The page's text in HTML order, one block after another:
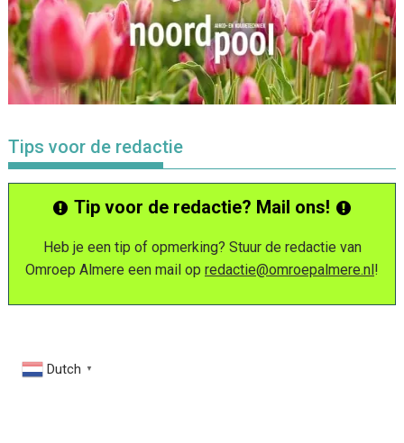
Tips voor de redactie
Tip voor de redactie? Mail ons!
Heb je een tip of opmerking? Stuur de redactie van
Omroep Almere een mail op redactie@omroepalmere.nl!
Dutch ▼